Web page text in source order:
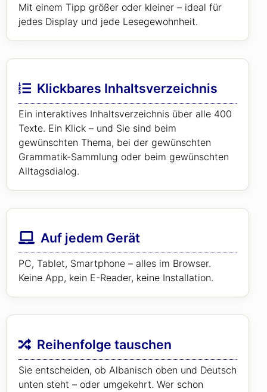
Mit einem Tipp größer oder kleiner – ideal für
jedes Display und jede Lesegewohnheit.
Klickbares Inhaltsverzeichnis
Ein interaktives Inhaltsverzeichnis über alle 400
Texte. Ein Klick – und Sie sind beim
gewünschten Thema, bei der gewünschten
Grammatik-Sammlung oder beim gewünschten
Alltagsdialog.
Auf jedem Gerät
PC, Tablet, Smartphone – alles im Browser.
Keine App, kein E-Reader, keine Installation.
Reihenfolge tauschen
Sie entscheiden, ob Albanisch oben und Deutsch
unten steht – oder umgekehrt. Wer schon